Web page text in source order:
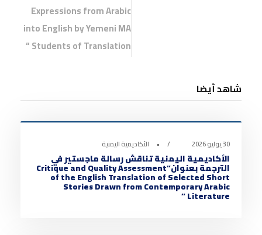
Expressions from Arabic
into English by Yemeni MA
Students of Translation “
شاهد أيضا
أخبار الأكاديمية 0
30 يوليو 2026 • الأكاديمية اليمنية
الأكاديمية اليمنية تناقش رسالة ماجستير في
الترجمة بعنوان”Critique and Quality Assessment
of the English Translation of Selected Short
Stories Drawn from Contemporary Arabic
Literature “